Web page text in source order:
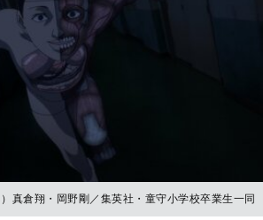
真倉翔・岡野剛／集英社・童守小学校卒業生一同